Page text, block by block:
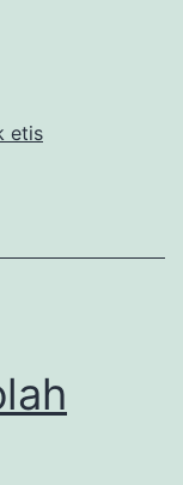
etis